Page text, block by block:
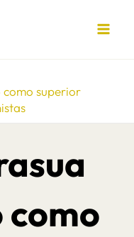
como superior
como